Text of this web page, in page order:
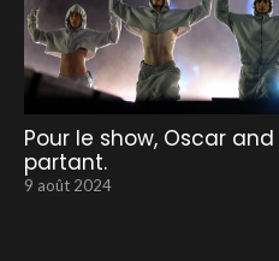
Pour le show, Oscar
partant.
9 août 2024